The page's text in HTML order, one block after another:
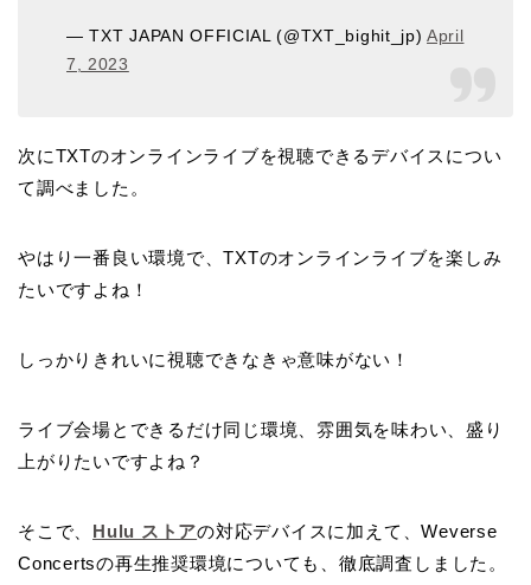
— TXT JAPAN OFFICIAL (@TXT_bighit_jp)April
7, 2023
次にTXTのオンラインライブを視聴できるデバイスについ
て調べました。
やはり一番良い環境で、TXTのオンラインライブを楽しみ
たいですよね！
しっかりきれいに視聴できなきゃ意味がない！
ライブ会場とできるだけ同じ環境、雰囲気を味わい、盛り
上がりたいですよね？
そこで、 Hulu ストアの対応デバイスに加えて、Weverse
Concertsの再生推奨環境についても、徹底調査しました。